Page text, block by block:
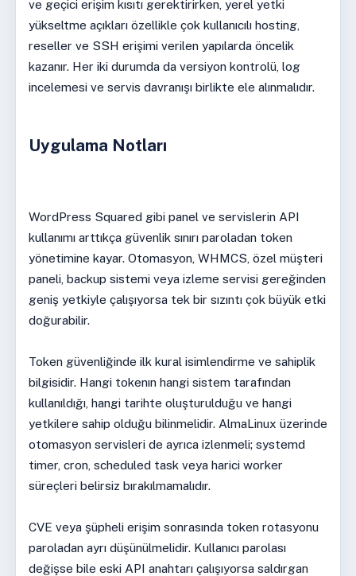
ve geçici erişim kısıtı gerektirirken, yerel yetki
yükseltme açıkları özellikle çok kullanıcılı hosting,
reseller ve SSH erişimi verilen yapılarda öncelik
kazanır. Her iki durumda da versiyon kontrolü, log
incelemesi ve servis davranışı birlikte ele alınmalıdır.
Uygulama Notları
WordPress Squared gibi panel ve servislerin API
kullanımı arttıkça güvenlik sınırı paroladan token
yönetimine kayar. Otomasyon, WHMCS, özel müşteri
paneli, backup sistemi veya izleme servisi gereğinden
geniş yetkiyle çalışıyorsa tek bir sızıntı çok büyük etki
doğurabilir.
Token güvenliğinde ilk kural isimlendirme ve sahiplik
bilgisidir. Hangi tokenın hangi sistem tarafından
kullanıldığı, hangi tarihte oluşturulduğu ve hangi
yetkilere sahip olduğu bilinmelidir. AlmaLinux üzerinde
otomasyon servisleri de ayrıca izlenmeli; systemd
timer, cron, scheduled task veya harici worker
süreçleri belirsiz bırakılmamalıdır.
CVE veya şüpheli erişim sonrasında token rotasyonu
paroladan ayrı düşünülmelidir. Kullanıcı parolası
değişse bile eski API anahtarı çalışıyorsa saldırgan